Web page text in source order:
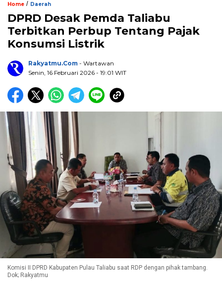
Home / Daerah
DPRD Desak Pemda Taliabu
Terbitkan Perbup Tentang Pajak
Konsumsi Listrik
Rakyatmu.com - Wartawan
Senin, 16 Februari 2026 - 19:01 WIT
Komisi II DPRD Kabupaten Pulau Taliabu saat RDP dengan pihak tambang.
Dok; Rakyatmu